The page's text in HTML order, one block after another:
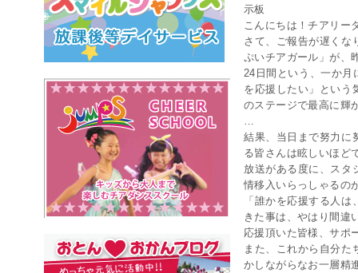
示板
こんにちは！チアリー
さて、ご報告が遅くな
ぷいチアガール」が、
24日間という、一か月
を応援したい」という
のステージで最高に輝
結果、当日まで努力に
る皆さんは眩しいほど
放送がある度に、スタ
情移入いらっしゃるの
「誰かを応援する人
きた事は、やはり間違
応援頂いた皆様、サポ
また、これから自分
かしながらなお一層精